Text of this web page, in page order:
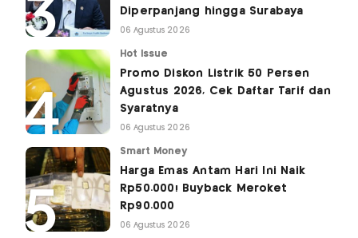
Diperpanjang hingga Surabaya
06 Agustus 2026
Hot Issue
Promo Diskon Listrik 50 Persen
Agustus 2026, Cek Daftar Tarif dan
Syaratnya
06 Agustus 2026
Smart Money
Harga Emas Antam Hari Ini Naik
Rp50.000! Buyback Meroket
Rp90.000
06 Agustus 2026